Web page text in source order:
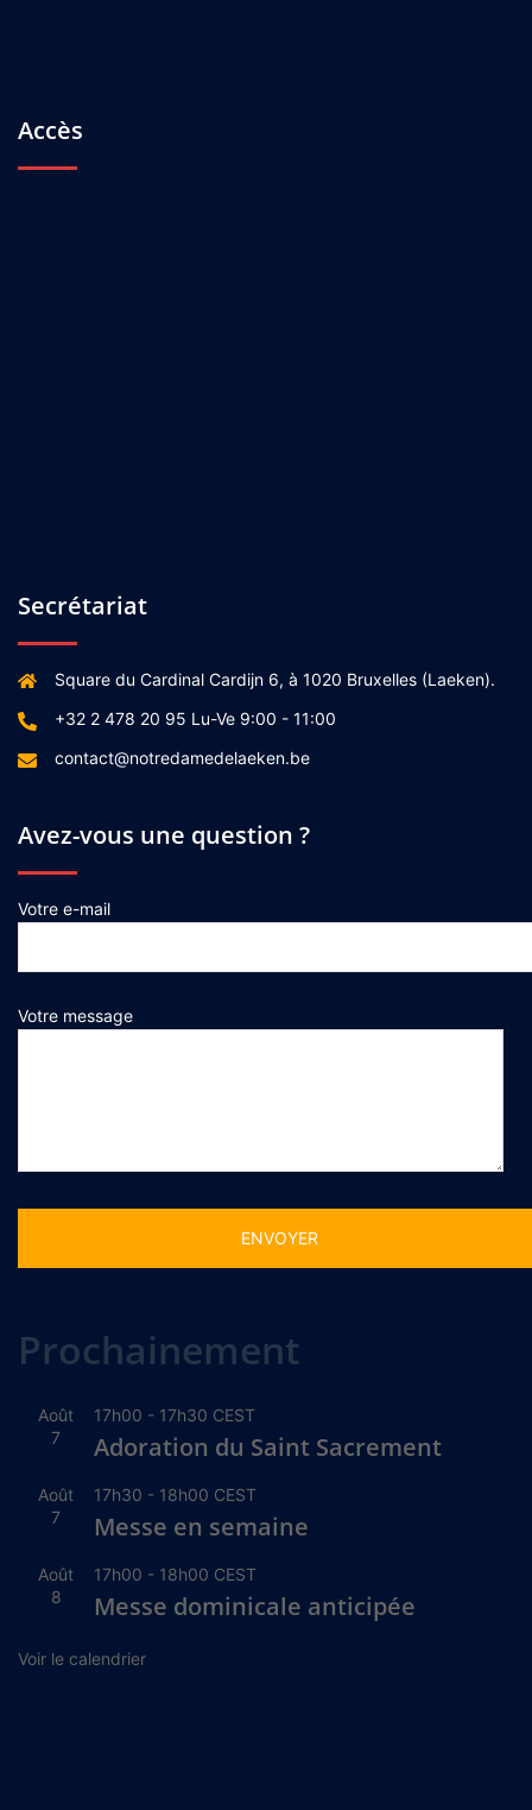
Accès
Secrétariat
Square du Cardinal Cardijn 6, à 1020 Bruxelles (Laeken).
+32 2 478 20 95 Lu-Ve 9:00 - 11:00
contact@notredamedelaeken.be
Avez-vous une question ?
Votre e-mail
Votre message
Prochainement
Août
7
17h00 - 17h30 CEST
Adoration du Saint Sacrement
Août
7
17h30 - 18h00 CEST
Messe en semaine
Août
8
17h00 - 18h00 CEST
Messe dominicale anticipée
Voir le calendrier